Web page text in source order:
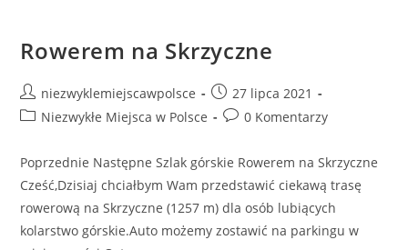
Rowerem na Skrzyczne
Post
author:
niezwyklemiejscawpolsce
Post
published:
27 lipca 2021
PostNiezwykłe Miejsca w Polsce
Post0 Komentarzy
Poprzednie Następne Szlak górskie Rowerem na Skrzyczne
Cześć,Dzisiaj chciałbym Wam przedstawić ciekawą trasę
rowerową na Skrzyczne (1257 m) dla osób lubiących
kolarstwo górskie.Auto możemy zostawić na parkingu w